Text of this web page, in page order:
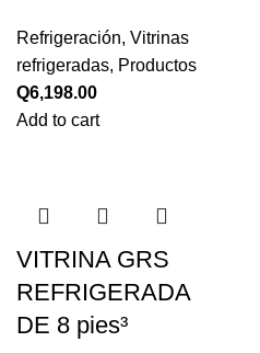
Refrigeración, Vitrinas
refrigeradas, Productos
Q6,198.00
Add to cart
VITRINA GRS
REFRIGERADA
DE 8 pies³